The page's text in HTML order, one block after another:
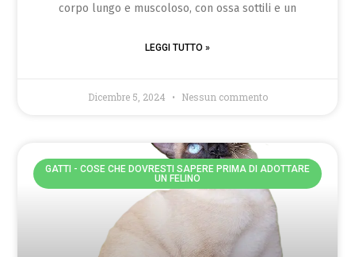
corpo lungo e muscoloso, con ossa sottili e un
LEGGI TUTTO »
Dicembre 5, 2024 Nessun commento
GATTI - COSE CHE DOVRESTI SAPERE PRIMA DI ADOTTARE
UN FELINO